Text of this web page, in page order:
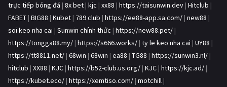
trực tiếp bóng đá | 8x bet | kjc | xx88 | https://taisunwin.dev | Hitclub |
FABET | BIG88 | Kubet | 789 club | https://ee88-app.sa.com/ | new88 |
soi keo nha cai | Sunwin chính thức | https://new88.pet/ |
https://tongga88.my/ | https://s666.works/ | ty le keo nha cai | UY88 |
https://tt8811.net/ | 68win | 68win | ea88 | TG88 | https://sunwin3.nl/ |
hitclub | XX88 | KJC | https://b52-club.us.org/ | KJC | https://kjc.ad/ |
https://kubet.eco/ | https://xemtiso.com/ | motchill |